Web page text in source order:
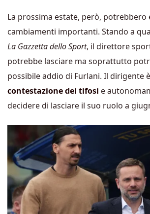
La prossima estate, però, potrebbero
cambiamenti importanti. Stando a
La Gazzetta dello Sport, il direttore
potrebbe lasciare ma soprattutto
possibile addio di Furlani. Il dirigente è
contestazione dei tifosi e
decidere di lasciare il suo ruolo a